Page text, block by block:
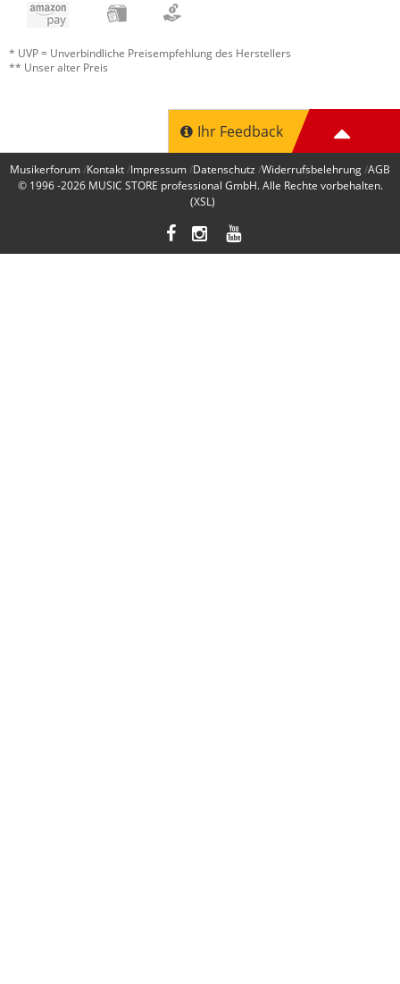
* UVP = Unverbindliche Preisempfehlung des Herstellers
** Unser alter Preis
Ihr Feedback
Musikerforum Kontakt Impressum Datenschutz Widerrufsbelehrung AGB
© 1996 -2026 MUSIC STORE professional GmbH. Alle Rechte vorbehalten.
(XSL)